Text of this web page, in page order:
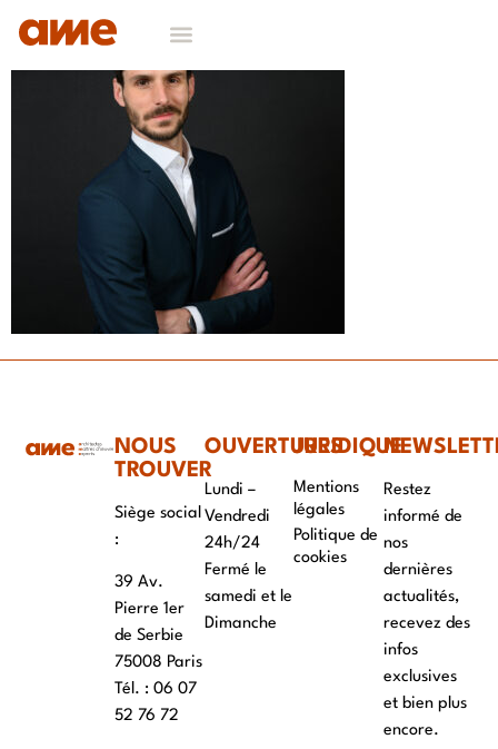
NOUS
TROUVER
Siège social
:
39 Av.
Pierre 1er
de Serbie
75008 Paris
Tél. : ‭06 07
52 76 72
OUVERTURES
Lundi –
Vendredi
24h/24
Fermé le
samedi et le
Dimanche
JURIDIQUE
Mentions
légales
Politique de
cookies
Restez
informé de
nos
dernières
actualités,
recevez des
infos
exclusives
et bien plus
encore.